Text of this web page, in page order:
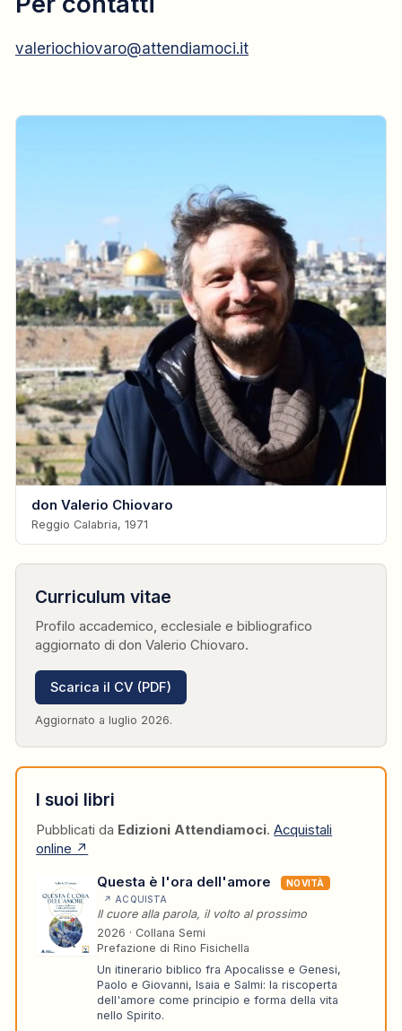
valeriochiovaro@attendiamoci.it
don Valerio Chiovaro
Reggio Calabria, 1971
Curriculum vitae
Profilo accademico, ecclesiale e bibliografico
aggiornato di don Valerio Chiovaro.
Scarica il CV (PDF)
Aggiornato a luglio 2026.
I suoi libri
Pubblicati da Edizioni Attendiamoci.Acquistali
online ↗
Questa è l'ora dell'amore
NOVITÀ
↗ ACQUISTA
Il cuore alla parola, il volto al prossimo
2026 · Collana Semi
Prefazione di Rino Fisichella
Un itinerario biblico fra Apocalisse e Genesi,
Paolo e Giovanni, Isaia e Salmi: la riscoperta
dell'amore come principio e forma della vita
nello Spirito.